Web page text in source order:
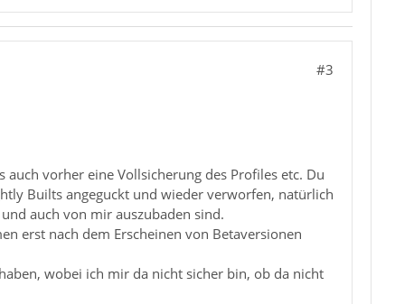
#3
vorher eine Vollsicherung des Profiles etc. Du
Builts angeguckt und wieder verworfen, natürlich
auch von mir auszubaden sind.
erst nach dem Erscheinen von Betaversionen
wobei ich mir da nicht sicher bin, ob da nicht